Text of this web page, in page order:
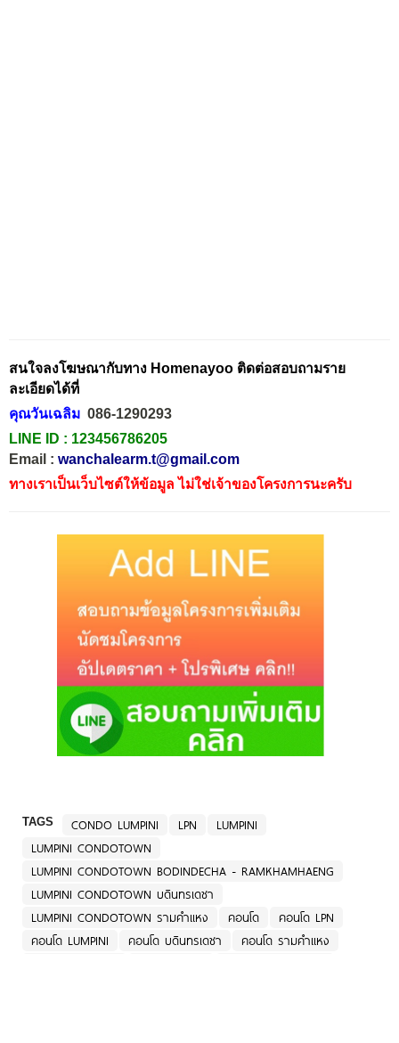
สนใจลงโฆษณากับทาง Homenayoo ติดต่อสอบถามราย
ละเอียดได้ที่
คุณวันเฉลิม 086-1290293
LINE ID : 123456786205
Email : wanchalearm.t@gmail.com
ทางเราเป็นเว็บไซต์ให้ข้อมูล ไม่ใช่เจ้าของโครงการนะครับ
TAGS CONDO LUMPINI LPN
LUMPINI
LUMPINI CONDOTOWN
LUMPINI CONDOTOWN BODINDECHA - RAMKHAMHAENG
LUMPINI CONDOTOWN บดินทรเดชา
LUMPINI CONDOTOWN รามคำแหง
คอนโด
คอนโด LPN
คอนโด LUMPINI
คอนโด บดินทรเดชา
คอนโด รามคำแหง